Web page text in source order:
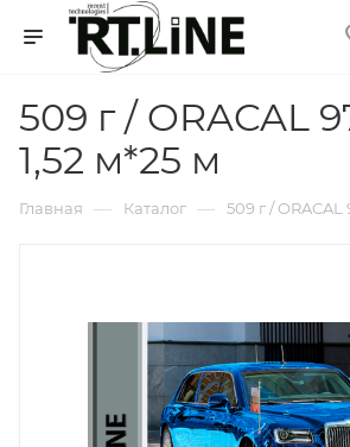
509 г / ORACAL
1,52 м*25 м
Главная — Каталог — 509 г / ORACAL